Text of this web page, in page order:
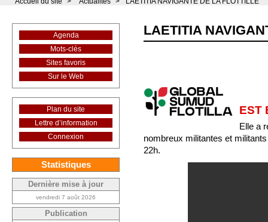
LAETITIA
EST
Elle a
nombreux militantes et
22h.
Agenda
Mots-clés
Sites favoris
Sur le Web
Plan du site
Lettre d’information
Connexion
Statistiques
Dernière mise à jour
vendredi 7 août 2026
Publication